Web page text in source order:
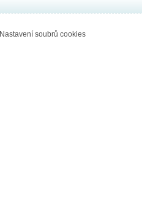
Nastavení soubrů cookies